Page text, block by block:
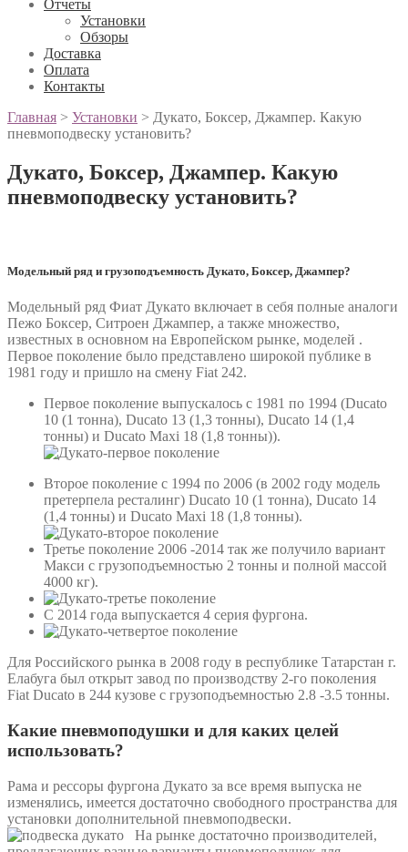
Отчеты
Установки
Обзоры
Доставка
Оплата
Контакты
Главная > Установки > Дукато, Боксер, Джампер. Какую
пневмоподвеску установить?
Дукато, Боксер, Джампер. Какую
пневмоподвеску установить?
Модельный ряд и грузоподъемность Дукато, Боксер, Джампер?
Модельный ряд Фиат Дукато включает в себя полные аналоги
Пежо Боксер, Ситроен Джампер, а также множество,
известных в основном на Европейском рынке, моделей .
Первое поколение было представлено широкой публике в
1981 году и пришло на смену Fiat 242.
Первое поколение выпускалось с 1981 по 1994 (Ducato
10 (1 тонна), Ducato 13 (1,3 тонны), Ducato 14 (1,4
тонны) и Ducato Maxi 18 (1,8 тонны)).
Второе поколение с 1994 по 2006 (в 2002 году модель
претерпела ресталинг) Ducato 10 (1 тонна), Ducato 14
(1,4 тонны) и Ducato Maxi 18 (1,8 тонны).
Третье поколение 2006 -2014 так же получило вариант
Макси с грузоподъемностью 2 тонны и полной массой
4000 кг).
С 2014 года выпускается 4 серия фургона.
Для Российского рынка в 2008 году в республике Татарстан г.
Елабуга был открыт завод по производству 2-го поколения
Fiat Ducato в 244 кузове с грузоподъемностью 2.8 -3.5 тонны.
Какие пневмоподушки и для каких целей
использовать?
Рама и рессоры фургона Дукато за все время выпуска не
изменялись, имеется достаточно свободного пространства для
установки дополнительной пневмоподвески.
На рынке достаточно производителей,